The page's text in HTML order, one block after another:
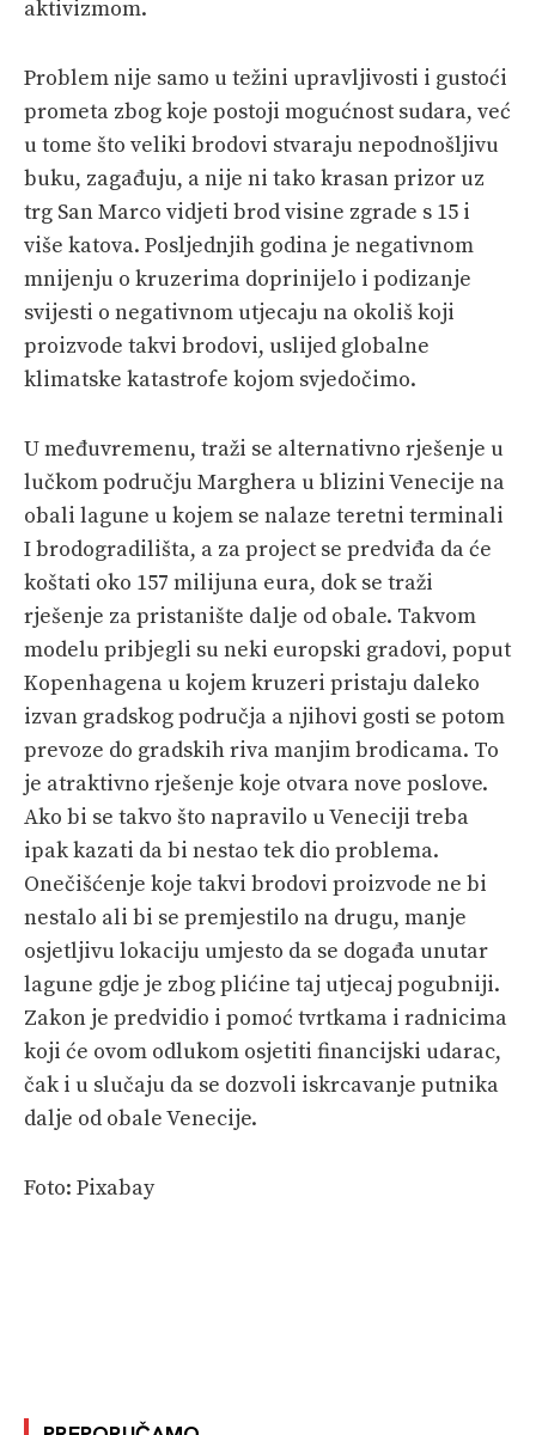
aktivizmom.
Problem nije samo u težini upravljivosti i gustoći
prometa zbog koje postoji mogućnost sudara, već
u tome što veliki brodovi stvaraju nepodnošljivu
buku, zagađuju, a nije ni tako krasan prizor uz
trg San Marco vidjeti brod visine zgrade s 15 i
više katova. Posljednjih godina je negativnom
mnijenju o kruzerima doprinijelo i podizanje
svijesti o negativnom utjecaju na okoliš koji
proizvode takvi brodovi, uslijed globalne
klimatske katastrofe kojom svjedočimo.
U međuvremenu, traži se alternativno rješenje u
lučkom području Marghera u blizini Venecije na
obali lagune u kojem se nalaze teretni terminali
I brodogradilišta, a za project se predviđa da će
koštati oko 157 milijuna eura, dok se traži
rješenje za pristanište dalje od obale. Takvom
modelu pribjegli su neki europski gradovi, poput
Kopenhagena u kojem kruzeri pristaju daleko
izvan gradskog područja a njihovi gosti se potom
prevoze do gradskih riva manjim brodicama. To
je atraktivno rješenje koje otvara nove poslove.
Ako bi se takvo što napravilo u Veneciji treba
ipak kazati da bi nestao tek dio problema.
Onečišćenje koje takvi brodovi proizvode ne bi
nestalo ali bi se premjestilo na drugu, manje
osjetljivu lokaciju umjesto da se događa unutar
lagune gdje je zbog plićine taj utjecaj pogubniji.
Zakon je predvidio i pomoć tvrtkama i radnicima
koji će ovom odlukom osjetiti financijski udarac,
čak i u slučaju da se dozvoli iskrcavanje putnika
dalje od obale Venecije.
Foto: Pixabay